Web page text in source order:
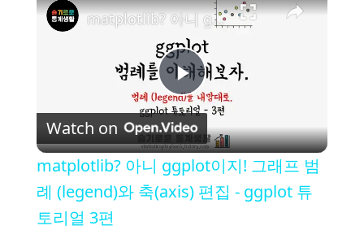
P
l
a
matplotlib? 아니 ggplot이지! 그래프 범례 (legend)와 축(axis) 편집 - ggplot 튜토리얼 3편
Watch on
matplotlib? 아니 ggplot이지! 그래프 범
례 (legend)와 축(axis) 편집 - ggplot 튜
토리얼 3편